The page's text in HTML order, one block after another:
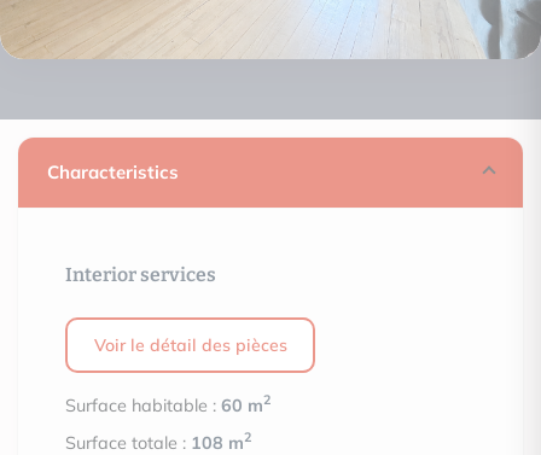
Characteristics
Interior services
Voir le détail des pièces
Surface habitable :60 m2
Surface totale : 108 m2